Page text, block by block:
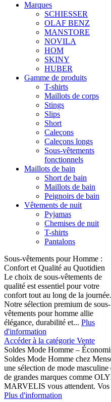
Marques
SCHIESSER
OLAF BENZ
MANSTORE
NOVILA
HOM
SKINY
HUBER
Gamme de produits
T-shirts
Maillots de corps
Stings
Slips
Short
Caleçons
Caleçons longs
Sous-vêtements
fonctionnels
Maillots de bain
Short de bain
Maillots de bain
Peignoirs de bain
Vêtements de nuit
Pyjamas
Chemises de nuit
T-shirts
Pantalons
Sous-vêtements pour Homme :
Confort et Qualité au Quotidien
Le choix de sous-vêtements de
qualité est essentiel pour votre
confort tout au long de la journée.
Notre sélection premium de sous-
vêtements pour homme allie
élégance, durabilité et... Plus
d'information
Accéder à la catégorie Vente
Soldes Mode Homme –
Soldes Mode Homme chez
une sélection de mode
de grandes marques comme
MARVELIS vous attendent. Vos
Plus d'information